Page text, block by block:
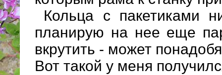
Кольца с пакетиками
планирую на нее еще
вкрутить - может
Вот такой у меня